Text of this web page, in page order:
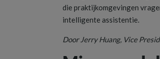
die praktijkomgevingen
intelligente assistentie.
DoorJerry Huang, Vice